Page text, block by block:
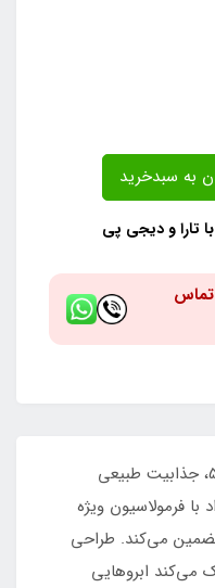
تارا و دیجی پی
تماس
با مداد ابرو بادوام لچیک شماره 504، جذابیت طبیعی
با فرمولاسیون ویژه
تضمین می‌کند. طراحی
می‌کند ابروهایی